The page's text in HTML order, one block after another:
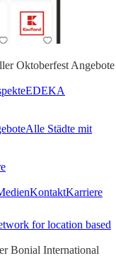
Oktoberfest Angebote
EDEKA
Alle Städte mit
KontaktKarriere
for location based
Bonial International